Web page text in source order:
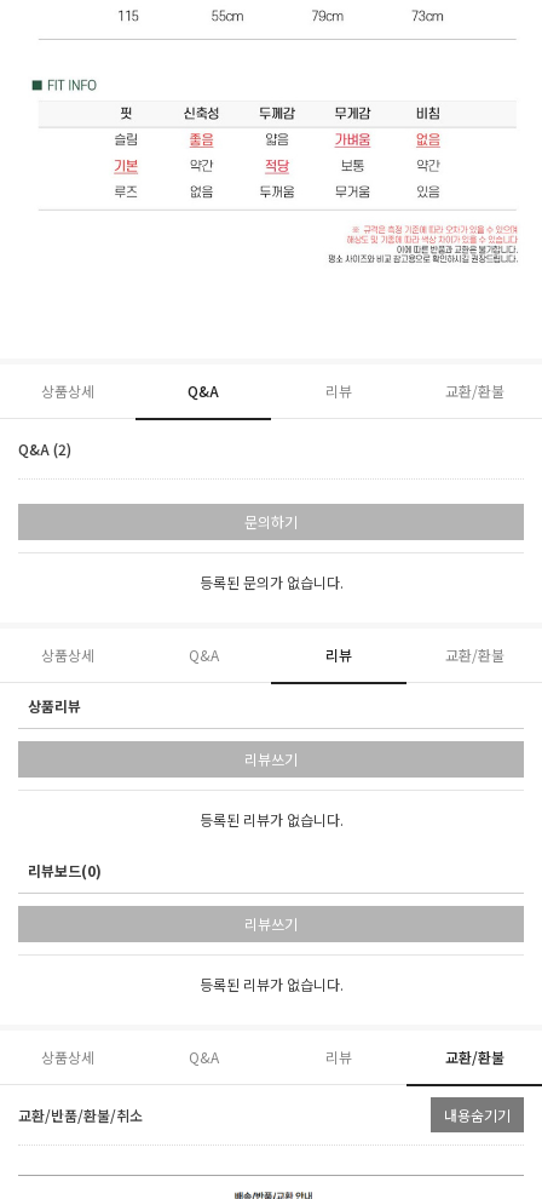
상품상세 Q&A 리뷰 교환/환불
Q&A (2)
문의하기
등록된 문의가 없습니다.
상품상세 Q&A 리뷰 교환/환불
상품리뷰
리뷰쓰기
등록된 리뷰가 없습니다.
리뷰보드(0)
리뷰쓰기
등록된 리뷰가 없습니다.
상품상세 Q&A 리뷰 교환/환불
교환/반품/환불/취소 내용숨기기